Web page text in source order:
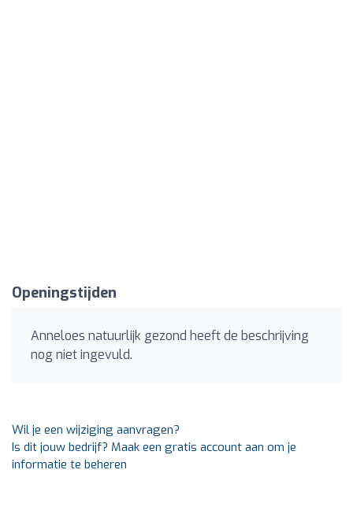
Openingstijden
Anneloes natuurlijk gezond heeft de beschrijving
nog niet ingevuld.
Wil je een wijziging aanvragen?
Is dit jouw bedrijf? Maak een gratis account aan om je
informatie te beheren